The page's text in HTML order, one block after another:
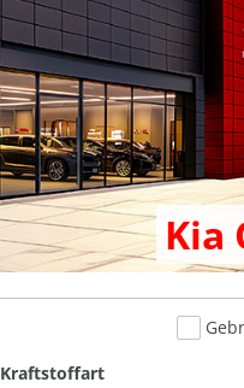
Kia
Kraftstoffart